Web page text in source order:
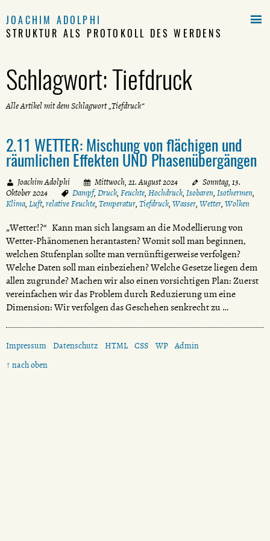
JOACHIM ADOLPHI
STRUKTUR ALS PROTOKOLL DES WERDENS
Schlagwort:Tiefdruck
Alle Artikel mit dem Schlagwort „Tiefdruck“
2.11 WETTER: Mischung von flächigen und
räumlichen Effekten UND Phasenübergängen
Joachim Adolphi Mittwoch, 21. August 2024
Sonntag, 13.
Oktober 2024
Dampf, Druck, Feuchte, Hochdruck, Isobaren, Isothermen,
Klima, Luft, relative Feuchte, Temperatur, Tiefdruck, Wasser, Wetter, Wolken
„Wetter!?“ Kann man sich langsam an die Modellierung von
Wetter-Phänomenen herantasten? Womit soll man beginnen,
welchen Stufenplan sollte man vernünftigerweise verfolgen?
Welche Daten soll man einbeziehen? Welche Gesetze liegen dem
allen zugrunde? Machen wir also einen vorsichtigen Plan: Zuerst
vereinfachen wir das Problem durch Reduzierung um eine
Dimension: Wir verfolgen das Geschehen senkrecht zu …

Impressum Datenschutz HTML CSS WP Admin
↑ nach oben